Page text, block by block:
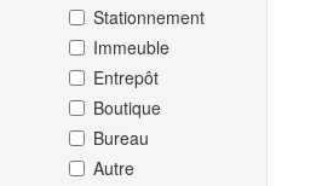
Stationnement
Immeuble
Entrepôt
Boutique
Bureau
Autre